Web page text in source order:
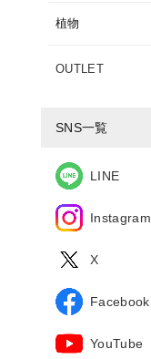
植物
OUTLET
SNS一覧
LINE
Instagram
X
Facebook
YouTube